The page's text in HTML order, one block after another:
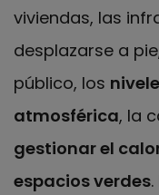
viviendas, las
desplazarse a
público, los
atmosférica, la
gestionar el
espacios verdes